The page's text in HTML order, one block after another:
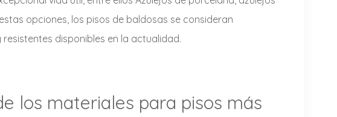
opciones, los pisos de baldosas se consideran
disponibles en la actualidad.
los materiales para pisos más